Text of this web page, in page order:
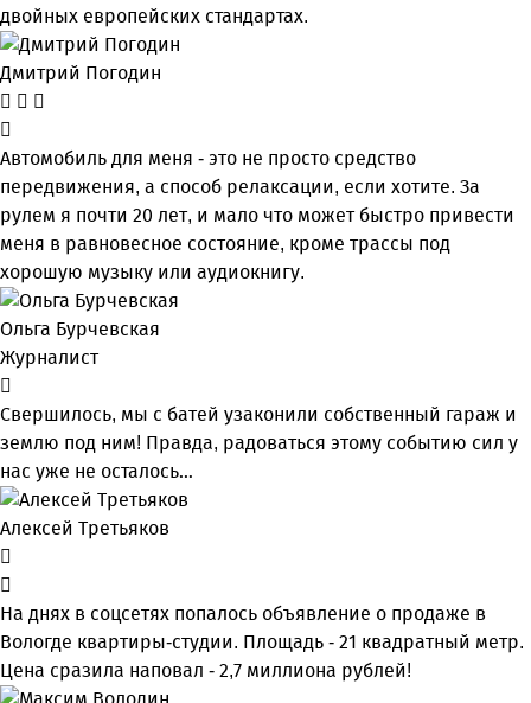
двойных европейских стандартах.
Дмитрий Погодин
Автомобиль для меня - это не просто средство
передвижения, а способ релаксации, если хотите. За
рулем я почти 20 лет, и мало что может быстро привести
меня в равновесное состояние, кроме трассы под
хорошую музыку или аудиокнигу.
Ольга Бурчевская
Журналист
Свершилось, мы с батей узаконили собственный гараж и
землю под ним! Правда, радоваться этому событию сил у
нас уже не осталось…
Алексей Третьяков
На днях в соцсетях попалось объявление о продаже в
Вологде квартиры-студии. Площадь - 21 квадратный метр.
Цена сразила наповал - 2,7 миллиона рублей!